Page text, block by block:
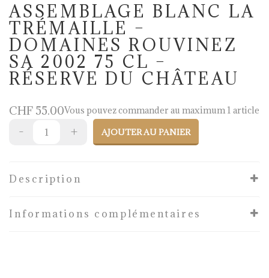
ASSEMBLAGE BLANC LA
TRÉMAILLE –
DOMAINES ROUVINEZ
SA 2002 75 CL –
RÉSERVE DU CHÂTEAU
CHF 55.00Vous pouvez commander au maximum 1 article
AJOUTER AU PANIER
Description
Informations complémentaires